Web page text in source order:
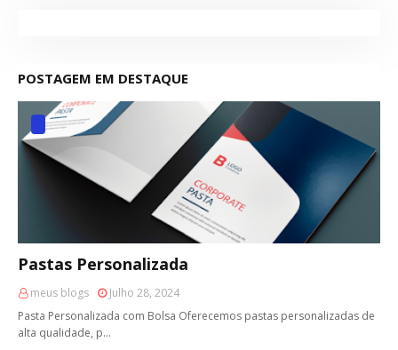
POSTAGEM EM DESTAQUE
Pastas Personalizada
meus blogs
Julho 28, 2024
Pasta Personalizada com Bolsa Oferecemos pastas personalizadas de
alta qualidade, p…